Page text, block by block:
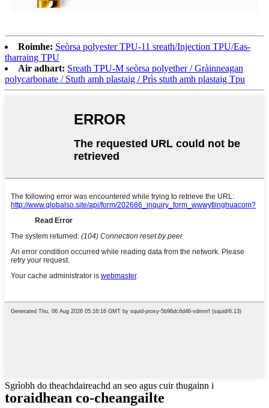
Roimhe: Seòrsa polyester TPU-11 sreath/Injection TPU/Eas-
tharraing TPU
Air adhart: Sreath TPU-M seòrsa polyether / Gràinneagan
polycarbonate / Stuth amh plastaig / Prìs stuth amh plastaig Tpu
Sgrìobh do theachdaireachd an seo agus cuir thugainn i
toraidhean co-cheangailte